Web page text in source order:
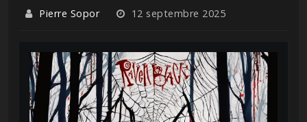
Pierre Sopor 12 septembre 2025